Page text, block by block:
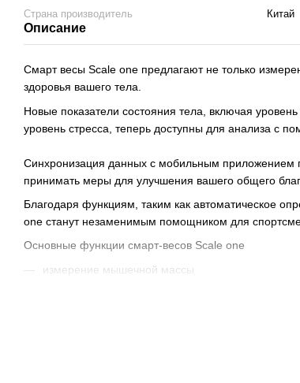
Страна производитель
Китай
Описание
Смарт весы Scale one предлагают не только
здоровья вашего тела.
Новые показатели состояния тела, включая
уровень стресса, теперь доступны для анализа с
Синхронизация данных с мобильным приложением
принимать меры для улучшения вашего общего
Благодаря функциям, таким как автоматическое
one станут незаменимым помощником для
Основные функции смарт-весов Scale one
измерение мышечной массы